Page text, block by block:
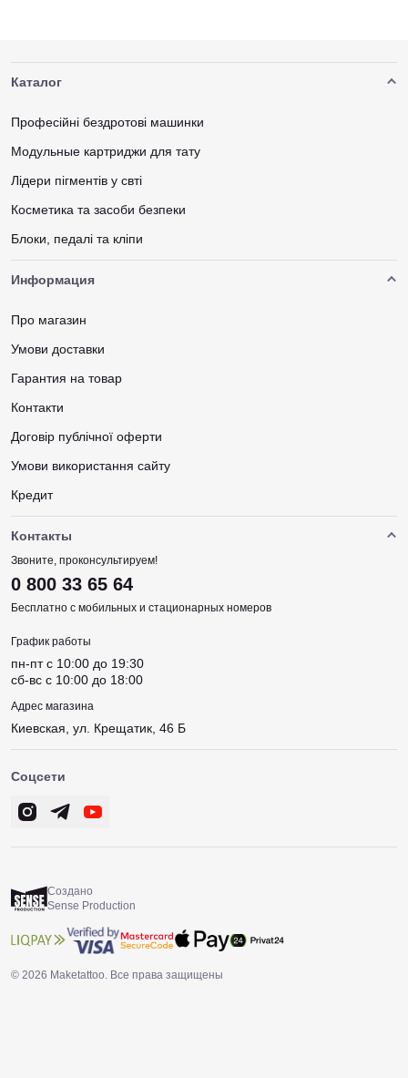
Каталог
Професійні бездротові машинки
Модульные картриджи для тату
Лідери пігментів у свті
Косметика та засоби безпеки
Блоки, педалі та кліпи
Информация
Про магазин
Умови доставки
Гарантия на товар
Контакти
Договір публічної оферти
Умови використання сайту
Кредит
Контакты
Звоните, проконсультируем!
0 800 33 65 64
Бесплатно с мобильных и стационарных номеров
График работы
пн-пт c 10:00 до 19:30
сб-вс c 10:00 до 18:00
Адрес магазина
Киевская, ул. Крещатик, 46 Б
Соцсети
Создано
Sense Production
© 2026 Maketattoo. Все права защищены